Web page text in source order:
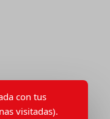
con tus
visitadas).